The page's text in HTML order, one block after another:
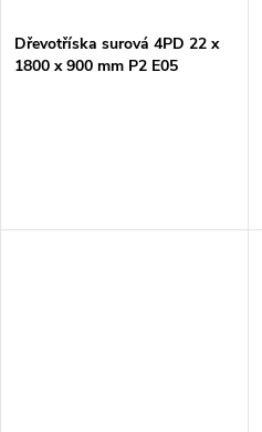
Dřevotříska surová 4PD 22 x
1800 x 900 mm P2 E05